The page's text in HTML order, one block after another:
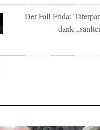
Der Fall Frida:
dank